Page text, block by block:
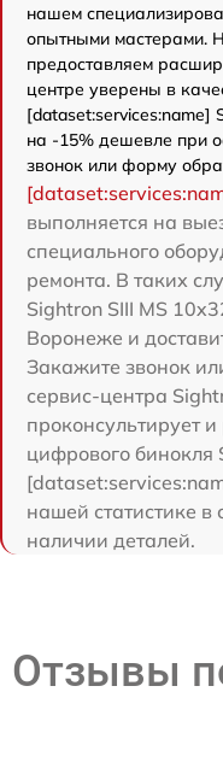
нашем
опытными мастерами.
предоставляем
центре уверены в
[dataset:services:name]
на -15% дешевле при
звонок или форму
выполняется на
специального
ремонта. В таких
Sightron SIII MS
Воронеже и
Закажите звонок
сервис-центра
проконсультирует
цифрового бинокля
нашей статистике
наличии деталей.
Отзывы